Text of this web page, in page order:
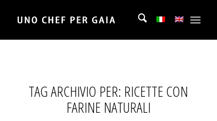
TAG ARCHIVIO PER: RICETTE CON
FARINE NATURALI